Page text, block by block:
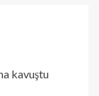
kavuştu